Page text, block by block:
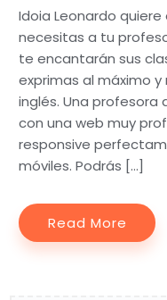
Idoia Leonardo
necesitas a tu
te encantarán sus
exprimas al máximo
inglés. Una profesora
con una web muy
responsive
móviles. Podrás […]
Read More